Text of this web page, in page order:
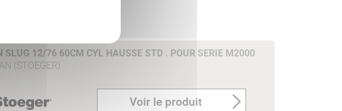
SLUG 12/76 60CM CYL HAUSSE STD . POUR SERIE M2000
(STOEGER)
Voir le produit